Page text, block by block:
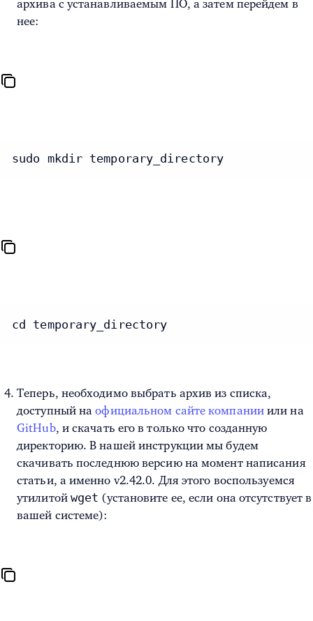
архива с устанавливаемым ПО, а затем перейдем в
нее:
sudo mkdir temporary_directory
cd temporary_directory
Теперь, необходимо выбрать архив из списка,
доступный наофициальном сайте компанииили на
GitHub, и скачать его в только что созданную
директорию. В нашей инструкции мы будем
скачивать последнюю версию на момент написания
статьи, а именно v2.42.0. Для этого воспользуемся
утилитой wget (установите ее, если она отсутствует в
вашей системе):